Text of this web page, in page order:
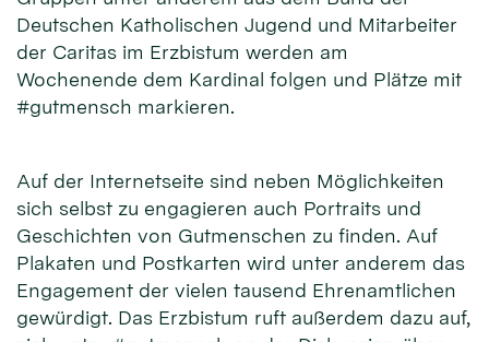
Deutschen Katholischen Jugend und Mitarbeiter
der Caritas im Erzbistum werden am
Wochenende dem Kardinal folgen und Plätze mit
#gutmensch markieren.
Auf der Internetseite sind neben Möglichkeiten
sich selbst zu engagieren auch Portraits und
Geschichten von Gutmenschen zu finden. Auf
Plakaten und Postkarten wird unter anderem das
Engagement der vielen tausend Ehrenamtlichen
gewürdigt. Das Erzbistum ruft außerdem dazu auf,